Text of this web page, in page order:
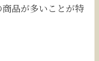
品が多いことが特